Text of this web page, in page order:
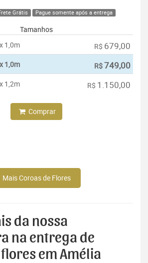
Grátis Pague somente após a entrega
Tamanhos
1,0m
R$ 679,00
1,0m R$749,00
1,2m R$ 1.150,00
Comprar
Mais Coroas de Flores
da nossa
na entrega de
em Amélia